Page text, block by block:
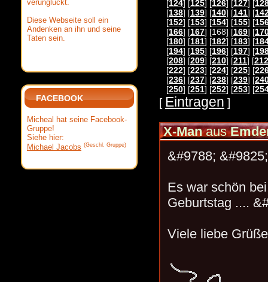
[124] [125] [126] [127] [
[138] [139] [140] [141] [
[152] [153] [154] [155] [
[166] [167] [168] [169] [
[180] [181] [182] [183] [
[194] [195] [196] [197] [
[208] [209] [210] [211] [212
[222] [223] [224] [225] [
[236] [237] [238] [239] [
[250] [251] [252] [253] [
[ Eintragen ]
X-Manaus
&#9788;
Es war schön
Geburtstag ....
Viele liebe Grüße
verunglückt.
Diese Webseite soll ein
Andenken an ihn und seine
Taten sein.
FACEBOOK
Micheal hat seine Facebook-
Gruppe!
Siehe hier:
Michael Jacobs (Geschl. Gruppe)